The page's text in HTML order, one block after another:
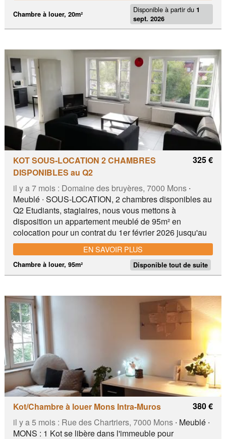
Chambre à louer, 20m² Disponible à partir du1
sept. 2026
KOT SOUS-LOCATION 2 CHAMBRES
DISPONIBLES au Q2
il y a 7 mois : Domaine des bruyères, 7000 Mons∙
Meublé ∙ SOUS-LOCATION, 2 chambres disponibles au
Q2 Etudiants, stagiaires, nous vous mettons à
disposition un appartement meublé de 95m² en
colocation pour un contrat du 1er février 2026 jusqu'au
28 Aout 2026. Il est composé de 3 chambres, d'une
salle de bain , d'un séjour , d'une cuisine et d'un wc
visiteur. Le bien se situe dans un cadre verdoyant, au
domaine des bruyères, à 3 pas du campus universitaire
est situé à l'entrée du bâtiment. Le loyer par chambre
est de 325€ auquel il faut rajouter 100€ pour les
charges. Campus Helha/Fucam, Delhaize, multiples
arrêts de bus
Chambre à louer, 95m² Disponible tout de suite
325 €
EN SAVOIR PLUS
Kot/Chambre à louer Mons Intra-Muros
il y a 5 mois : Rue des Chartriers, 7000 Mons∙ Meublé ∙
MONS : 1 Kot se libère dans l'immeuble pour
380 €